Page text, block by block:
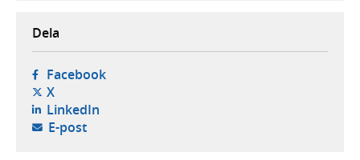
Dela
Facebook- öppnas i ny flik, extern webbplats,
X- öppnas i ny flik, extern webbplats,
LinkedIn- öppnas i ny flik, extern webbplats,
E-post- öppnar din e-postklient,